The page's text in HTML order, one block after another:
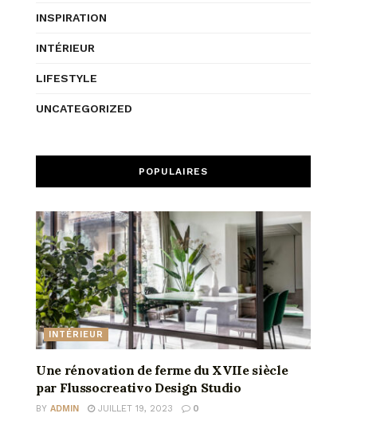
INSPIRATION
INTÉRIEUR
LIFESTYLE
UNCATEGORIZED
POPULAIRES
INTÉRIEUR
Une rénovation de ferme du XVIIe siècle
par Flussocreativo Design Studio
BY ADMIN JUILLET 19, 2023 0